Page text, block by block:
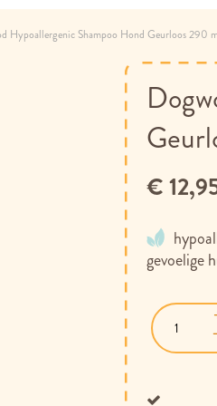
Hypoallergenic Shampoo Hond Geurloos 290
gevoelige
€